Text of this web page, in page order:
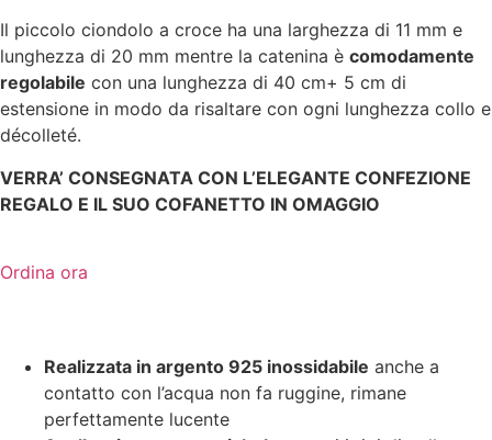
Il piccolo ciondolo a croce ha una larghezza di 11 mm e
lunghezza di 20 mm mentre la catenina è comodamente
regolabile con una lunghezza di 40 cm+ 5 cm di
estensione in modo da risaltare con ogni lunghezza collo e
décolleté.
VERRA’ CONSEGNATA CON L’ELEGANTE CONFEZIONE
REGALO E IL SUO COFANETTO IN OMAGGIO
Ordina ora
Realizzata in argento 925 inossidabile anche a
contatto con l’acqua non fa ruggine, rimane
perfettamente lucente